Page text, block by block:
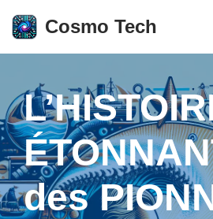
Aller
contenu
Cosmo Tech
des